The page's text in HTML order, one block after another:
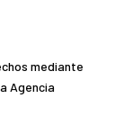
mediante
Agencia